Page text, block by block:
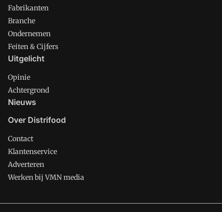
Fabrikanten
Branche
Ondernemen
Feiten & Cijfers
Uitgelicht
Opinie
Achtergrond
Nieuws
Over Distrifood
Contact
Klantenservice
Adverteren
Werken bij VMN media